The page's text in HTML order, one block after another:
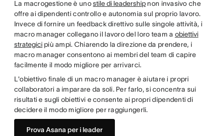
La macrogestione è unostile di leadership non invasivo che
offre ai dipendenti controllo e autonomia sul proprio lavoro.
Invece di fornire un feedback direttivo sulle singole attività, i
macro manager collegano il lavoro del loro team a obiettivi
strategicipiù ampi. Chiarendo la direzione da prendere, i
macro manager consentono ai membri del team di capire
facilmente il modo migliore per arrivarci.
L'obiettivo finale di un macro manager è aiutare i propri
collaboratori a imparare da soli. Per farlo, si concentra sui
risultati e sugli obiettivi e consente ai propri dipendenti di
decidere il modo migliore per raggiungerli.
Prova Asana per i leader